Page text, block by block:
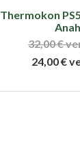
Thermokon
32,00 €
24,00 €